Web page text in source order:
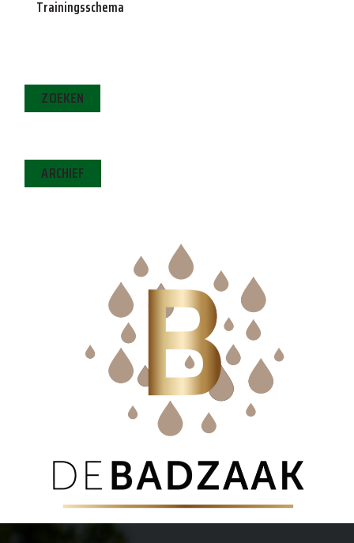
Trainingsschema
ZOEKEN
ARCHIEF